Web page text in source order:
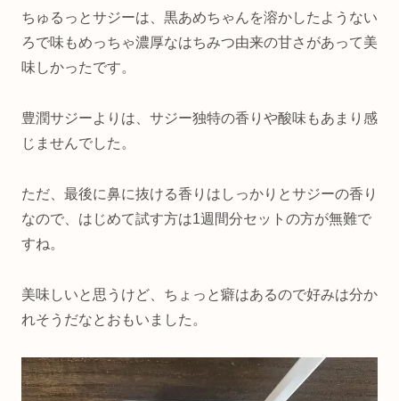
ちゅるっとサジーは、黒あめちゃんを溶かしたようない
ろで味もめっちゃ濃厚なはちみつ由来の甘さがあって美
味しかったです。
豊潤サジーよりは、サジー独特の香りや酸味もあまり感
じませんでした。
ただ、最後に鼻に抜ける香りはしっかりとサジーの香り
なので、はじめて試す方は1週間分セットの方が無難で
すね。
美味しいと思うけど、ちょっと癖はあるので好みは分か
れそうだなとおもいました。